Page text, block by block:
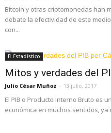
Bitcoin y otras criptomonedas han
debate la efectividad de este
con...
El Estadístico
Mitos y verdades del
Julio César Muñoz - 13 julio, 2017
El PIB o Producto Interno Bruto es
económica en muchos sentidos,